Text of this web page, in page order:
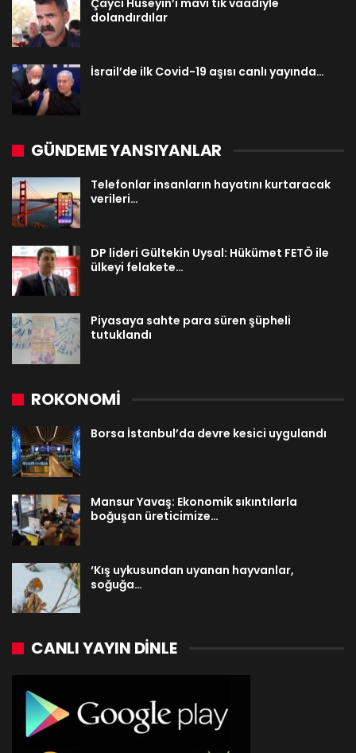
Çaycı Hüseyin’i mavi tik vaadiyle
dolandırdılar
İsrail’de ilk Covid-19 aşısı canlı yayında…
GÜNDEME YANSIYANLAR
Telefonlar insanların hayatını kurtaracak
verileri…
DP lideri Gültekin Uysal: Hükümet FETÖ ile
ülkeyi felakete…
Piyasaya sahte para süren şüpheli
tutuklandı
ROKONOMİ
Borsa İstanbul’da devre kesici uygulandı
Mansur Yavaş: Ekonomik sıkıntılarla
boğuşan üreticimize…
‘Kış uykusundan uyanan hayvanlar,
soğuğa…
CANLI YAYIN DINLE